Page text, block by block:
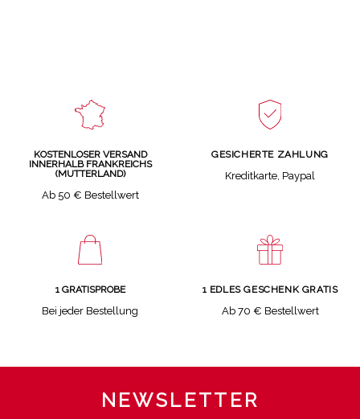
KOSTENLOSER VERSAND
INNERHALB FRANKREICHS
(MUTTERLAND)
Ab 50 € Bestellwert
GESICHERTE ZAHLUNG
Kreditkarte, Paypal
1 GRATISPROBE
Bei jeder Bestellung
1 EDLES GESCHENK GRATIS
Ab 70 € Bestellwert
NEWSLETTER